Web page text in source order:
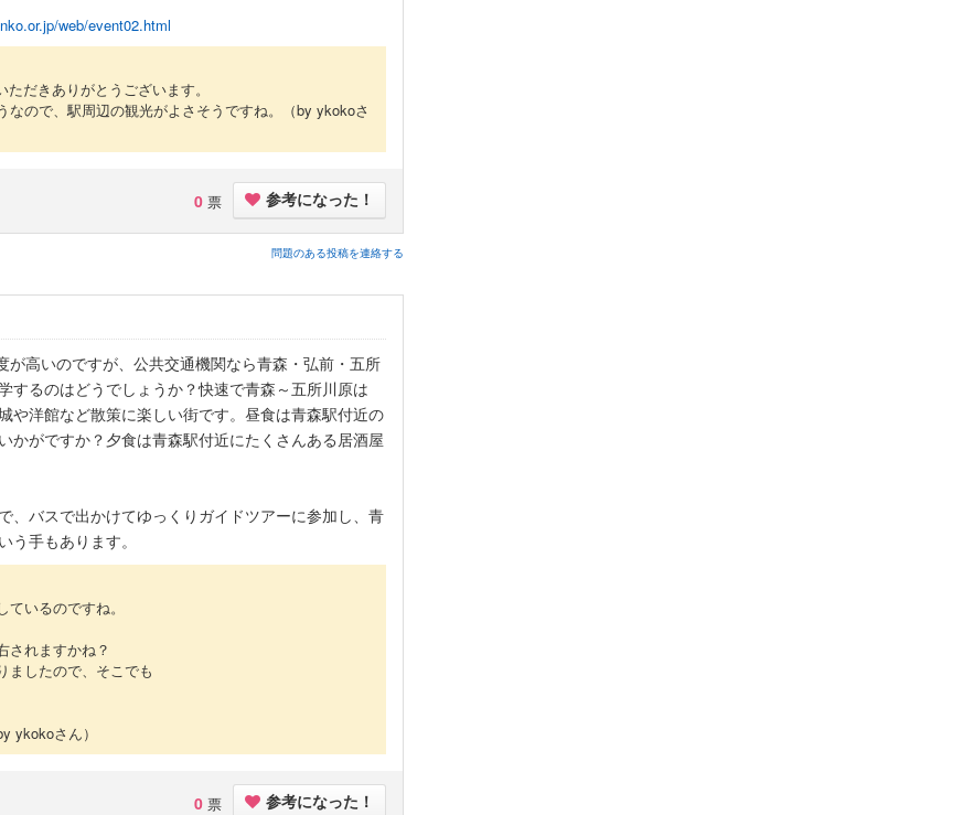
web/event02.html
だきありがとうございます。
ので、駅周辺の観光がよさそうですね。
（by ykokoさ
0 票 参考になった！
問題のある投稿を連絡する
が高いのですが、公共交通機関なら青森・弘前・五所
するのはどうでしょうか？快速で青森～五所川原は
や洋館など散策に楽しい街です。昼食は青森駅付近の
かがですか？夕食は青森駅付近にたくさんある居酒屋
、バスで出かけてゆっくりガイドツアーに参加し、青
う手もあります。
いるのですね。
されますかね？
ましたので、そこでも
ykokoさん）
0 票 参考になった！